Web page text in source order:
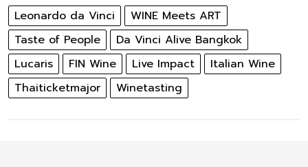
Leonardo da Vinci
WINE Meets ART
Taste of People
Da Vinci Alive Bangkok
Lucaris
FIN Wine Live Impact
Italian Wine
Thaiticketmajor
Winetasting